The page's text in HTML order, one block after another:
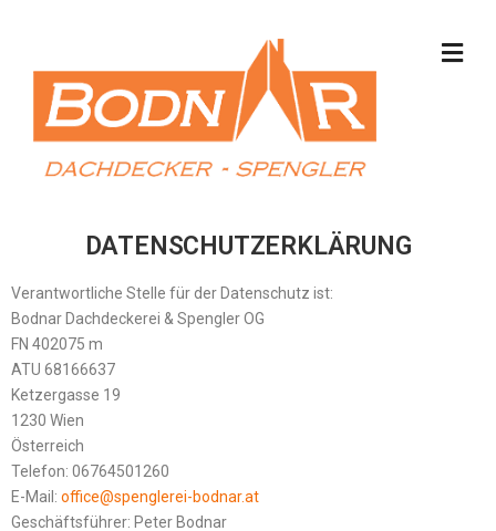
DATENSCHUTZERKLÄRUNG
Verantwortliche Stelle für der Datenschutz ist:
Bodnar Dachdeckerei & Spengler OG
FN 402075 m
ATU 68166637
Ketzergasse 19
1230 Wien
Österreich
Telefon: 06764501260
E-Mail: office@spenglerei-bodnar.at
Geschäftsführer: Peter Bodnar